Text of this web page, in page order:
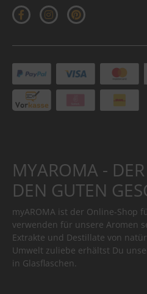
MYAROMA -
DEN GUTEN
myAROMA ist der Online-Shop
verwenden für unsere Aromen
Extrakte und Destillate von
Umwelt zuliebe erhältst Du
in Glasflaschen.